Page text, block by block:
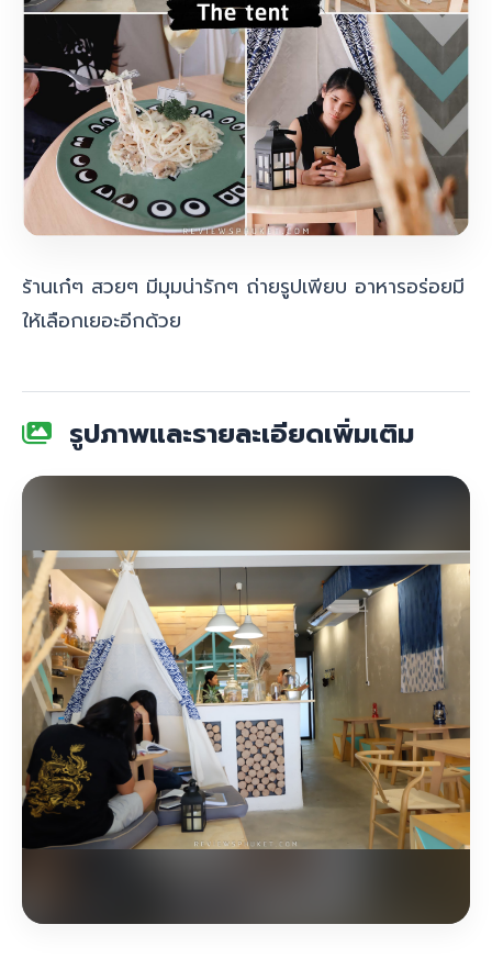
ร้านเก๋ๆ สวยๆ มีมุมน่ารักๆ ถ่ายรูปเพียบ อาหารอร่อยมี
ให้เลือกเยอะอีกด้วย
รูปภาพและรายละเอียดเพิ่มเติม